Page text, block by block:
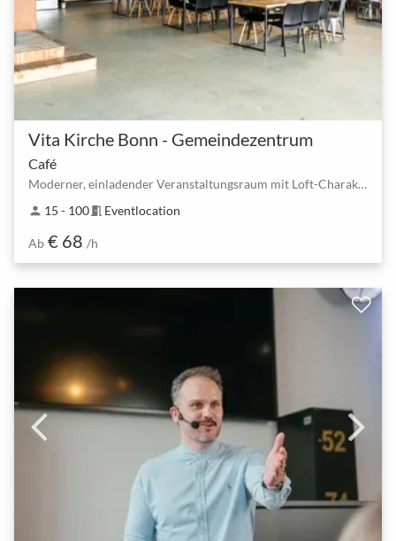
Vita Kirche Bonn - Gemeindezentrum
Café
Moderner, einladender Veranstaltungsraum mit Loft-Charakter
person 15 - 100meeting_room Eventlocation
Ab € 68 /h